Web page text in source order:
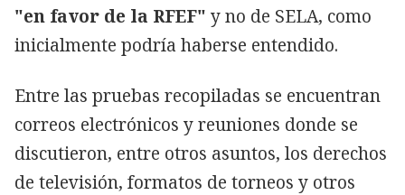
"en favor de la RFEF" y no de SELA, como
inicialmente podría haberse entendido.
Entre las pruebas recopiladas se encuentran
correos electrónicos y reuniones donde se
discutieron, entre otros asuntos, los derechos
de televisión, formatos de torneos y otros